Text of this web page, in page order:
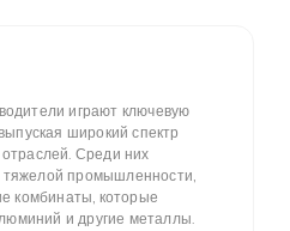
играют ключевую
широкий спектр
Среди них
промышленности,
комбинаты, которые
и другие металлы.